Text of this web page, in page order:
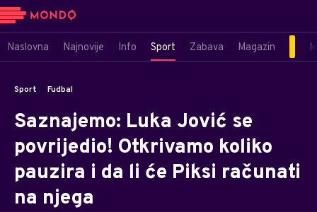
Naslovna Najnovije Info Sport Zabava Magazin
Sport Fudbal
Saznajemo: Luka Jović se
povrijedio! Otkrivamo koliko
pauzira i da li će Piksi računati
na njega